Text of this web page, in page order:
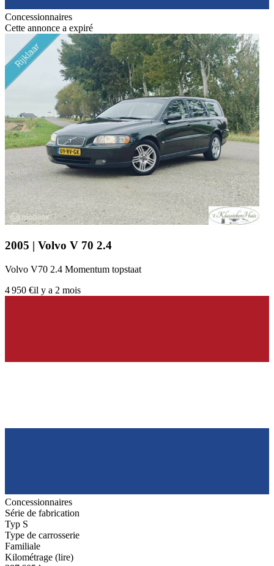
Concessionnaires
Cette annonce a expiré
2005 | Volvo V 70 2.4
Volvo V70 2.4 Momentum topstaat
4 950 €il y a 2 mois
Concessionnaires
Série de fabrication
Typ S
Type de carrosserie
Familiale
Kilométrage (lire)